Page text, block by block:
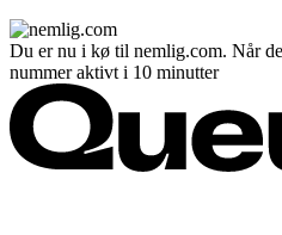
Du er nu i kø til nemlig.com. Når
nummer aktivt i 10 minutter